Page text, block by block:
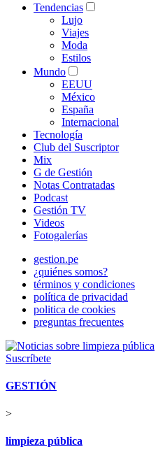
Tendencias
Lujo
Viajes
Moda
Estilos
Mundo
EEUU
México
España
Internacional
Tecnología
Club del Suscriptor
Mix
G de Gestión
Notas Contratadas
Podcast
Gestión TV
Videos
Fotogalerías
gestion.pe
¿quiénes somos?
términos y condiciones
política de privacidad
politica de cookies
preguntas frecuentes
Suscríbete
GESTIÓN
>
limpieza pública